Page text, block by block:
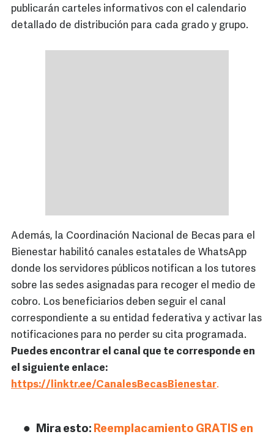
publicarán carteles informativos con el calendario
detallado de distribución para cada grado y grupo.
Además, la Coordinación Nacional de Becas para el
Bienestar habilitó canales estatales de WhatsApp
donde los servidores públicos notifican a los tutores
sobre las sedes asignadas para recoger el medio de
cobro. Los beneficiarios deben seguir el canal
correspondiente a su entidad federativa y activar las
notificaciones para no perder su cita programada.
Puedes encontrar el canal que te corresponde en
el siguiente enlace:
https://linktr.ee/CanalesBecasBienestar.
Mira esto: Reemplacamiento GRATIS en